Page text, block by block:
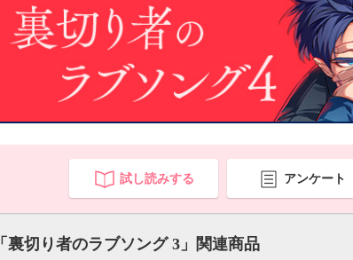
試し読みする アンケート
「裏切り者のラブソング 3」関連商品